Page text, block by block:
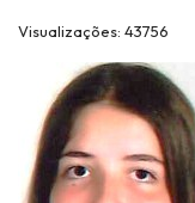
Visualizações: 43756